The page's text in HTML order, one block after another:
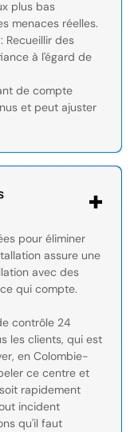
plus bas
menaces réelles.
Recueillir des
à l'égard de
de compte
et peut ajuster
pour éliminer
assure une
avec des
qui compte.
contrôle 24
les clients, qui est
en Colombie-
ce centre et
rapidement
incident
qu'il faut